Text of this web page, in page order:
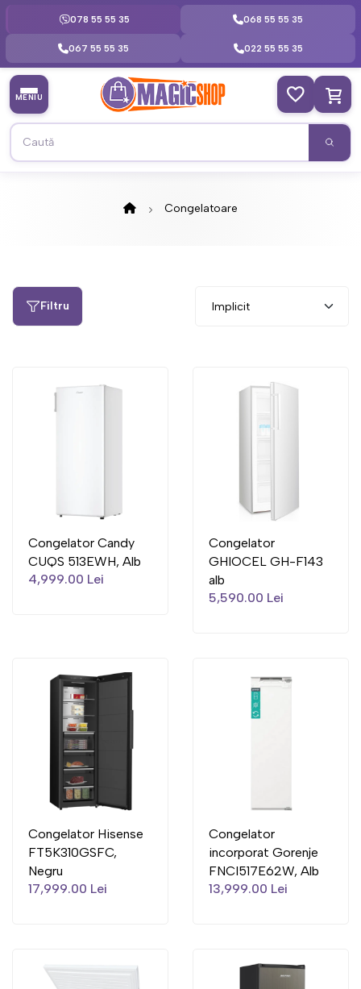
078 55 55 35 068 55 55 35
067 55 55 35 022 55 55 35
MENIU
Congelatoare
Filtru
Congelator Candy
CUQS 513EWH, Alb
4,999.00 Lei
Congelator
GHIOCEL GH-F143
alb
5,590.00 Lei
Congelator Hisense
FT5K310GSFC,
Negru
17,999.00 Lei
Congelator
incorporat Gorenje
FNCI517E62W, Alb
13,999.00 Lei